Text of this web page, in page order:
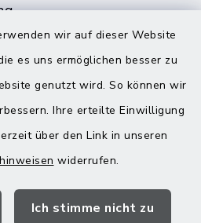
wir auf dieser Website
es uns ermöglichen besser zu
genutzt wird. So können wir
Ihre erteilte Einwilligung
über den Link in unseren
widerrufen.
Ich stimme nicht zu